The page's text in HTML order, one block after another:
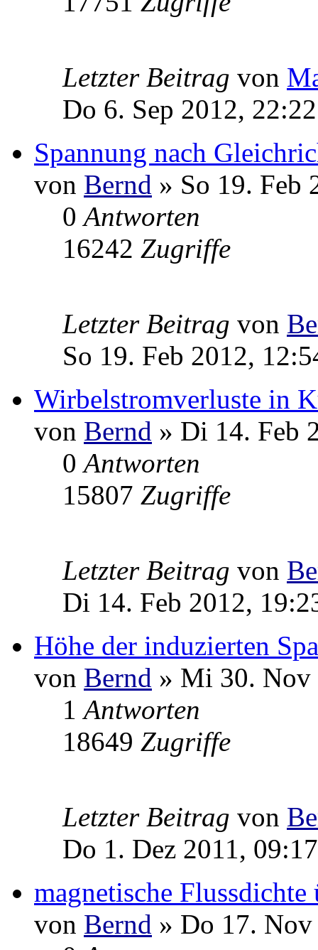
Letzter Beitrag von
Do 6. Sep 2012, 22:22
Spannung nach
von Bernd » So 19. Feb
0Antworten
16242 Zugriffe
Letzter Beitrag von
So 19. Feb 2012,
Wirbelstromverluste in
von Bernd » Di 14. Feb
0Antworten
15807 Zugriffe
Letzter Beitrag von
Di 14. Feb 2012,
Höhe der induzierten
von Bernd » Mi 30. Nov
1Antworten
18649 Zugriffe
Letzter Beitrag von
Do 1. Dez 2011, 09:17
magnetische
von Bernd » Do 17.